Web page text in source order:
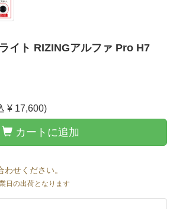
イト RIZINGアルファ Pro H7
¥ 17,600)
カートに追加
せください。
日の出荷となります